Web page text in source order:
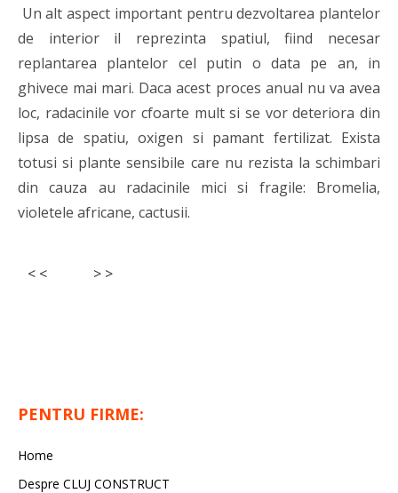
Un alt aspect important pentru dezvoltarea plantelor
de interior il reprezinta spatiul, fiind necesar
replantarea plantelor cel putin o data pe an, in
ghivece mai mari. Daca acest proces anual nu va avea
loc, radacinile vor cfoarte mult si se vor deteriora din
lipsa de spatiu, oxigen si pamant fertilizat. Exista
totusi si plante sensibile care nu rezista la schimbari
din cauza au radacinile mici si fragile: Bromelia,
violetele africane, cactusii.
< < > >
PENTRU FIRME:
Home
Despre CLUJ CONSTRUCT